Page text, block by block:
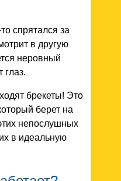
спрятался за
в другую
неровный
глаз.
брекеты! Это
берет на
непослушных
в идеальную